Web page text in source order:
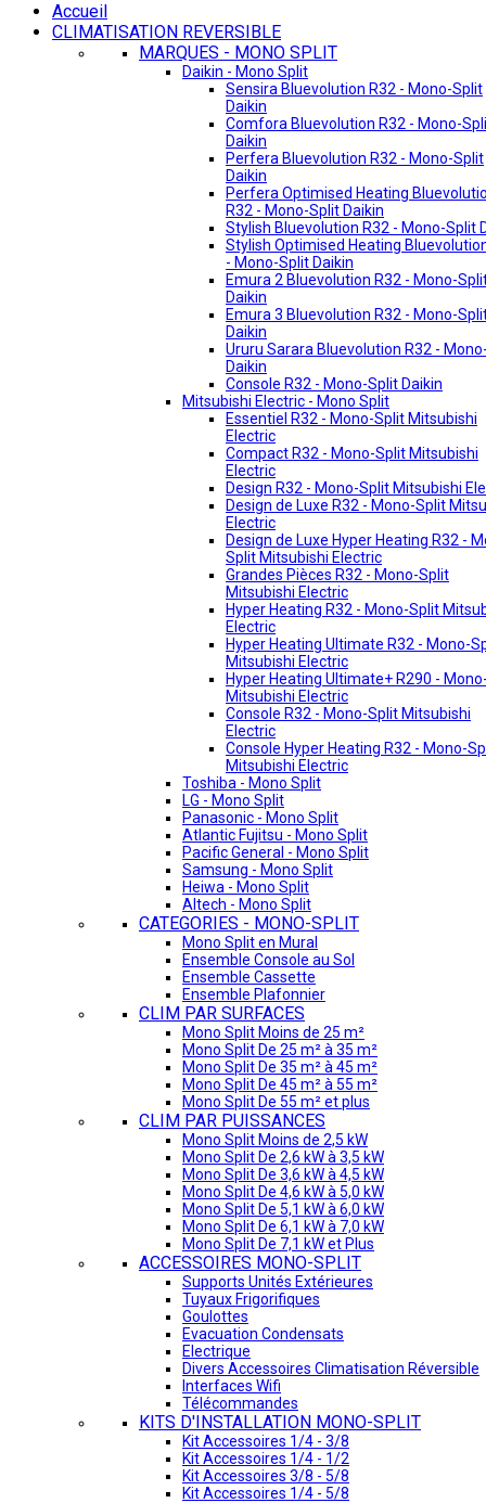
Accueil
CLIMATISATION REVERSIBLE
MARQUES - MONO SPLIT
Daikin - Mono Split
Sensira Bluevolution R32 - Mono-Split
Daikin
Comfora Bluevolution R32 - Mono-
Daikin
Perfera Bluevolution R32 - Mono-Split
Daikin
Perfera Optimised Heating
R32 - Mono-Split Daikin
Stylish Bluevolution R32 - Mono-Split
Stylish Optimised Heating
- Mono-Split Daikin
Emura 2 Bluevolution R32 - Mono-
Daikin
Emura 3 Bluevolution R32 - Mono-
Daikin
Ururu Sarara Bluevolution R32 -
Daikin
Console R32 - Mono-Split Daikin
Mitsubishi Electric - Mono Split
Essentiel R32 - Mono-Split Mitsubishi
Electric
Compact R32 - Mono-Split Mitsubishi
Electric
Design R32 - Mono-Split Mitsubishi
Design de Luxe R32 - Mono-Split
Electric
Design de Luxe Hyper Heating R32 -
Split Mitsubishi Electric
Grandes Pièces R32 - Mono-Split
Mitsubishi Electric
Hyper Heating R32 - Mono-Split
Electric
Hyper Heating Ultimate R32 - Mono-
Mitsubishi Electric
Hyper Heating Ultimate+ R290 -
Mitsubishi Electric
Console R32 - Mono-Split Mitsubishi
Electric
Console Hyper Heating R32 - Mono-
Mitsubishi Electric
Toshiba - Mono Split
LG - Mono Split
Panasonic - Mono Split
Atlantic Fujitsu - Mono Split
Pacific General - Mono Split
Samsung - Mono Split
Heiwa - Mono Split
Altech - Mono Split
CATEGORIES - MONO-SPLIT
Mono Split en Mural
Ensemble Console au Sol
Ensemble Cassette
Ensemble Plafonnier
CLIM PAR SURFACES
Mono Split Moins de 25 m²
Mono Split De 25 m² à 35 m²
Mono Split De 35 m² à 45 m²
Mono Split De 45 m² à 55 m²
Mono Split De 55 m² et plus
CLIM PAR PUISSANCES
Mono Split Moins de 2,5 kW
Mono Split De 2,6 kW à 3,5 kW
Mono Split De 3,6 kW à 4,5 kW
Mono Split De 4,6 kW à 5,0 kW
Mono Split De 5,1 kW à 6,0 kW
Mono Split De 6,1 kW à 7,0 kW
Mono Split De 7,1 kW et Plus
ACCESSOIRES MONO-SPLIT
Supports Unités Extérieures
Tuyaux Frigorifiques
Goulottes
Evacuation Condensats
Electrique
Divers Accessoires Climatisation Réversible
Interfaces Wifi
Télécommandes
KITS D'INSTALLATION MONO-SPLIT
Kit Accessoires 1/4 - 3/8
Kit Accessoires 1/4 - 1/2
Kit Accessoires 3/8 - 5/8
Kit Accessoires 1/4 - 5/8